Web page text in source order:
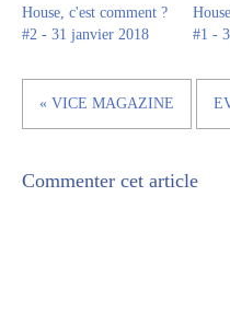
House, c'est comment ?
#2 - 31 janvier 2018
#1 -
« VICE MAGAZINE
Commenter cet article